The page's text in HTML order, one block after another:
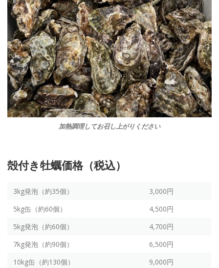
加熱調理してお召し上がりください
殻付き牡蠣価格（税込）
3kg発泡（約35個）
3,000円
5kg缶（約60個）
4,500円
5kg発泡（約60個）
4,700円
7kg発泡（約90個）
6,500円
10kg缶（約130個）
9,000円